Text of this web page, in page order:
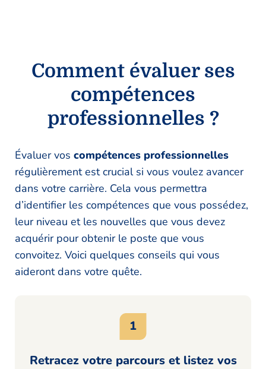
Comment évaluer ses
compétences
professionnelles ?
Évaluer vos compétences professionnelles
régulièrement est crucial si vous voulez avancer
dans votre carrière. Cela vous permettra
d’identifier les compétences que vous possédez,
leur niveau et les nouvelles que vous devez
acquérir pour obtenir le poste que vous
convoitez. Voici quelques conseils qui vous
aideront dans votre quête.
Retracez votre parcours et listez vos